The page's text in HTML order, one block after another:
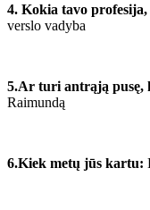
4. Kokia tavo
verslo vadyba
5.Ar turi antrąją pusę,
Raimundą
6.Kiek metų jūs kartu: